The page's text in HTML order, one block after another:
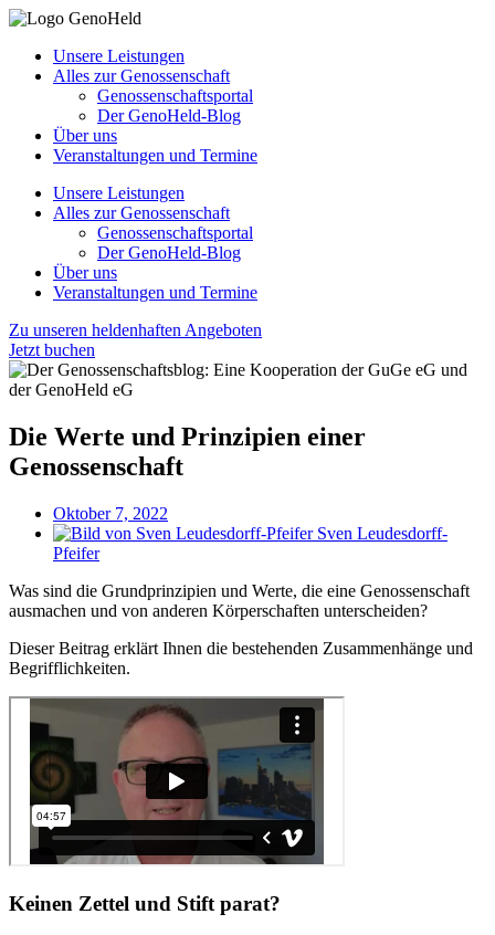
Unsere Leistungen
Alles zur Genossenschaft
Genossenschaftsportal
Der GenoHeld-Blog
Über uns
Veranstaltungen und Termine
Unsere Leistungen
Alles zur Genossenschaft
Genossenschaftsportal
Der GenoHeld-Blog
Über uns
Veranstaltungen und Termine
Zu unseren heldenhaften Angeboten
Jetzt buchen
Die Werte und Prinzipien einer
Genossenschaft
Oktober 7, 2022
Sven Leudesdorff-
Pfeifer
Was sind die Grundprinzipien und Werte, die eine Genossenschaft
ausmachen und von anderen Körperschaften unterscheiden?
Dieser Beitrag erklärt Ihnen die bestehenden Zusammenhänge und
Begrifflichkeiten.
Keinen Zettel und Stift parat?